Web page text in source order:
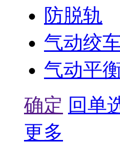
防脱轨
气动绞
气动平
确定 回单
更多